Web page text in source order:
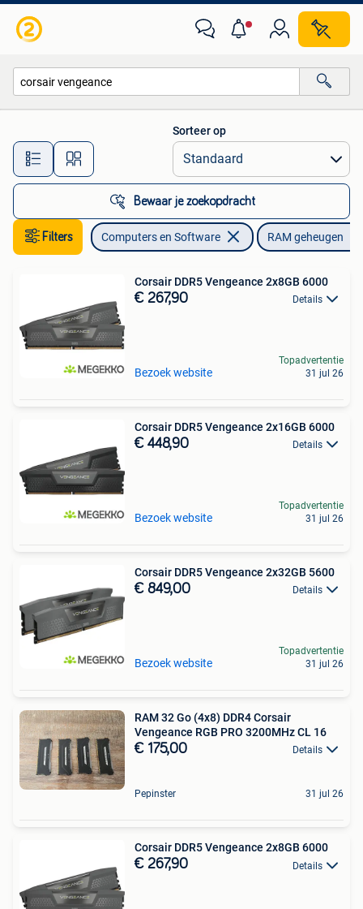
Alle afstanden…
Sorteer op
Bewaar je zoekopdracht
Filters Computers en Software RAM geheugen
Corsair DDR5 Vengeance 2x8GB 6000
€ 267,90 Details
Bezoek website
Topadvertentie
31 jul 26
Corsair DDR5 Vengeance 2x16GB 6000
€ 448,90 Details
Bezoek website
Topadvertentie
31 jul 26
Corsair DDR5 Vengeance 2x32GB 5600
€ 849,00 Details
Bezoek website
Topadvertentie
31 jul 26
RAM 32 Go (4x8) DDR4 Corsair
Vengeance RGB PRO 3200MHz CL 16
€ 175,00 Details
Pepinster 31 jul 26
Corsair DDR5 Vengeance 2x8GB 6000
€ 267,90 Details